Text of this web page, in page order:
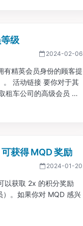
级
2024-02-06
有精英会员身份的顾客提
。 活动链接 要你对于其
租车公司的高级会员 点
获得 MQD 奖励
2024-01-20
以获取 2x 的积分奖励
。如果你对 MQD 感兴